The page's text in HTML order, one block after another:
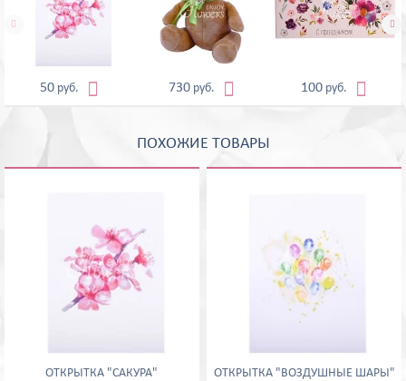
50 руб.  730 руб.  100 руб. 
 
ПОХОЖИЕ ТОВАРЫ
ОТКРЫТКА "САКУРА" ОТКРЫТКА "ВОЗДУШНЫЕ ШАРЫ"